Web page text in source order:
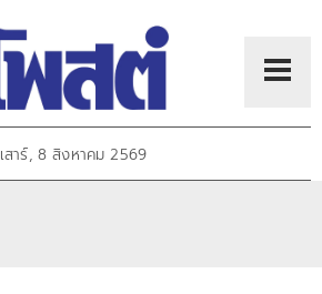
เสาร์, 8 สิงหาคม 2569